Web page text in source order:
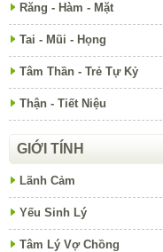
Răng - Hàm - Mặt
Tai - Mũi - Họng
Tâm Thần - Trẻ Tự Kỷ
Thận - Tiết Niệu
GIỚI TÍNH
Lãnh Cảm
Yếu Sinh Lý
Tâm Lý Vợ Chồng